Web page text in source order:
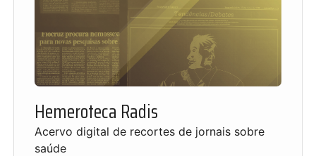
Hemeroteca Radis
Acervo digital de recortes de jornais sobre
saúde